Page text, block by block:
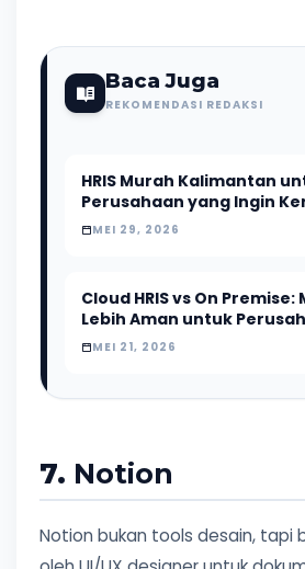
Baca Juga
REKOMENDASI REDAKSI
HRIS Murah Kalimantan
Perusahaan yang Ingin
Efisien
MEI 29, 2026
Cloud HRIS vs On
Lebih Aman untuk
MEI 21, 2026
7. Notion
Notion bukan tools desain, tapi